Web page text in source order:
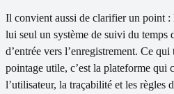
Il convient aussi de clarifier un point :
lui seul un système de suivi du temps
d’entrée vers l’enregistrement. Ce
pointage utile, c’est la plateforme qui
l’utilisateur, la traçabilité et les règles